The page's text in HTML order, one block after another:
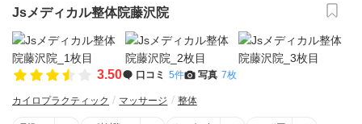
Jsメディカル整体院藤沢院
3.50 口コミ 5件 写真 7枚
カイロプラクティック マッサージ 整体